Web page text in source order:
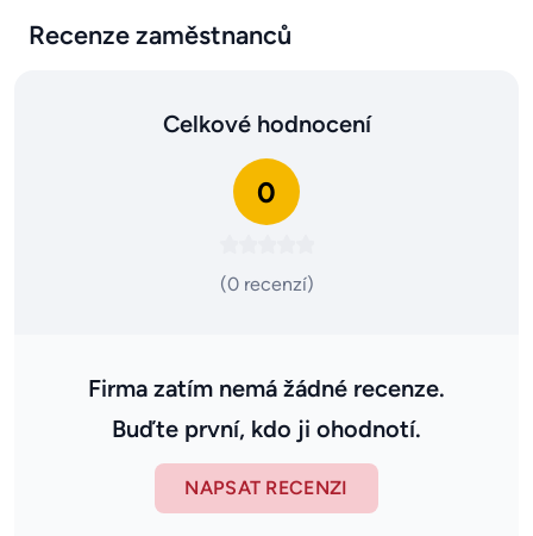
Recenze zaměstnanců
Celkové hodnocení
0
(0 recenzí)
Firma zatím nemá žádné recenze.
Buďte první, kdo ji ohodnotí.
NAPSAT RECENZI